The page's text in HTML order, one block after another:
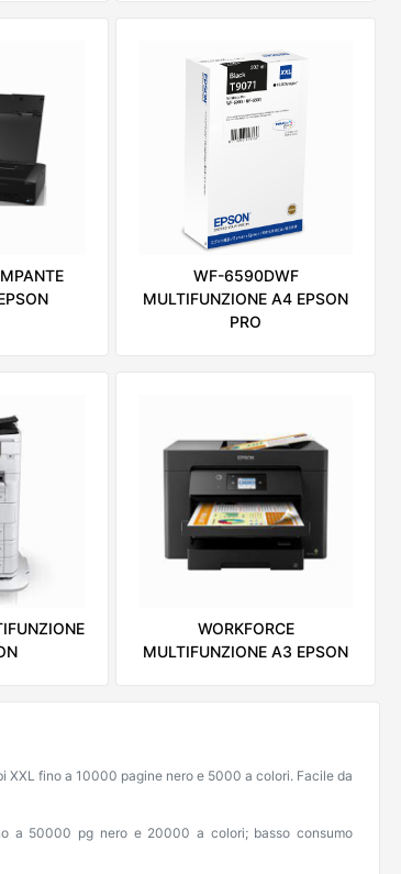
WF-6590DWF
MULTIFUNZIONE A4 EPSON
PRO
WORKFORCE
MULTIFUNZIONE A3 EPSON
XXL fino a 10000 pagine nero e 5000 a colori. Facile da
a 50000 pg nero e 20000 a colori; basso consumo